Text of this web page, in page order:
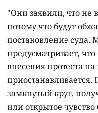
"Они заявили, что не
потому что будут
постановление суда.
предусматривает,
внесения протеста
приостанавливается.
замкнутый круг,
или открытое чувство